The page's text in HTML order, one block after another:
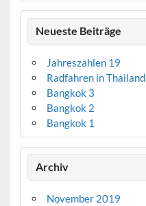
Neueste Beiträge
Jahreszahlen 19
Radfahren in Thailand
Bangkok 3
Bangkok 2
Bangkok 1
Archiv
November 2019